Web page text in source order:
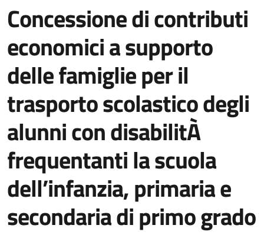
Concessione di contributi
economici a supporto
delle famiglie per il
trasporto scolastico degli
alunni con disabilitÀ
frequentanti la scuola
dell’infanzia, primaria e
secondaria di primo grado